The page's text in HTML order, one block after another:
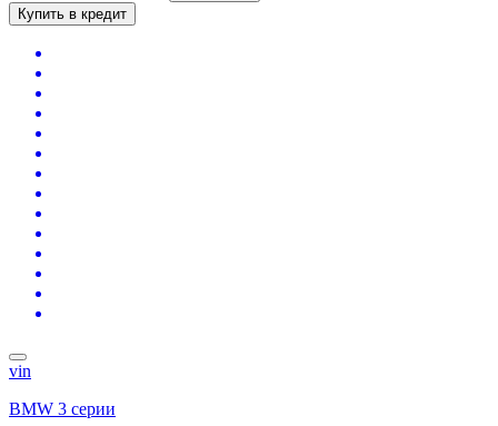
Купить в кредит
vin
BMW 3 серии